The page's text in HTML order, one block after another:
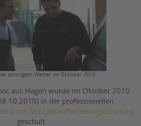
sonnigem Wetter im Oktober 2010
aus Hagen wurde im Oktober 2010
in der professionellen
2 mit M3 Lackaufbereitungsschulung
geschult.